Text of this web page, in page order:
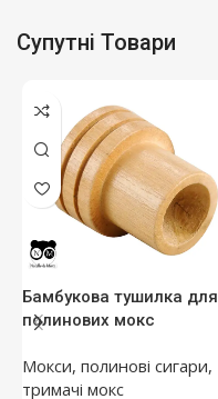
Супутні Товари
Бамбукова тушилка для
полинових мокс
Мокси, полинові сигари,
тримачі мокс